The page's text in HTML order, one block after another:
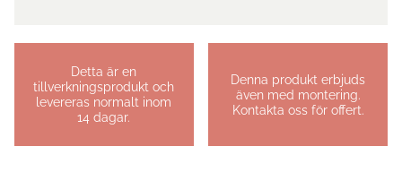
Detta är en
tillverkningsprodukt och
levereras normalt inom
14 dagar.
Denna produkt erbjuds
även med montering.
Kontakta oss för offert.